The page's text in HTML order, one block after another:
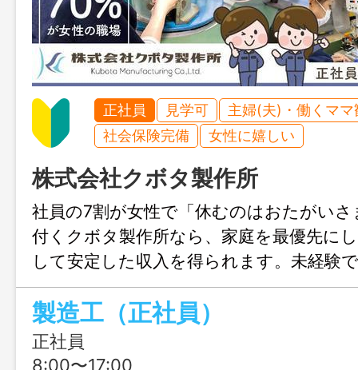
正社員 見学可
主婦(夫)・働くママ
社会保険完備
女性に嬉しい
株式会社クボタ製作所
社員の7割が女性で「休むのはおたがいさ
付くクボタ製作所なら、家庭を最優先に
して安定した収入を得られます。未経験
備と、お互いを褒め合う温かい職場で、
場所」を見つけませんか？
製造工（正社員）
正社員
8:00〜17:00